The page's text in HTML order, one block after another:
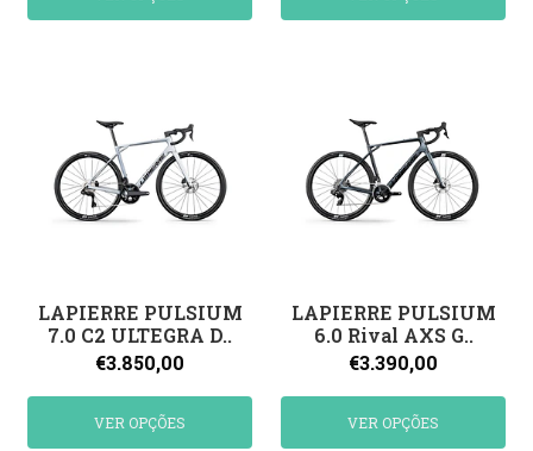
LAPIERRE PULSIUM
7.0 C2 ULTEGRA D..
€3.850,00
VER OPÇÕES
LAPIERRE PULSIUM
6.0 Rival AXS G..
€3.390,00
VER OPÇÕES